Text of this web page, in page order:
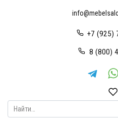
+7 (925)
8 (800)
Search
for: